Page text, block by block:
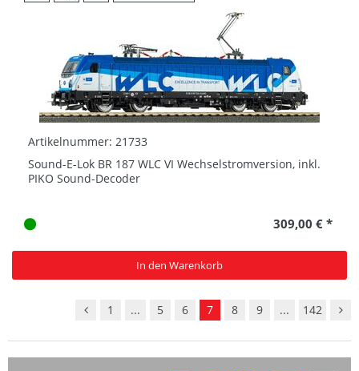
Artikelnummer: 21733
Sound-E-Lok BR 187 WLC VI Wechselstromversion, inkl.
PIKO Sound-Decoder
309,00 € *
In den Warenkorb
1 ... 5 6 7 8 9 ... 142